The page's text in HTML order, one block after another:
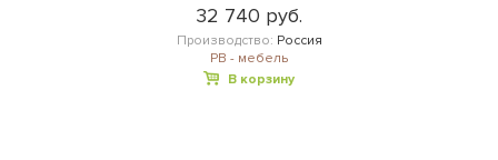
32 740 руб.
Производство: Россия
РВ - мебель
В корзину